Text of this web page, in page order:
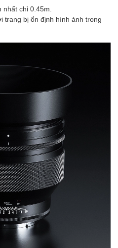
chỉ 0.45m.
trang bị ổn định hình ảnh trong